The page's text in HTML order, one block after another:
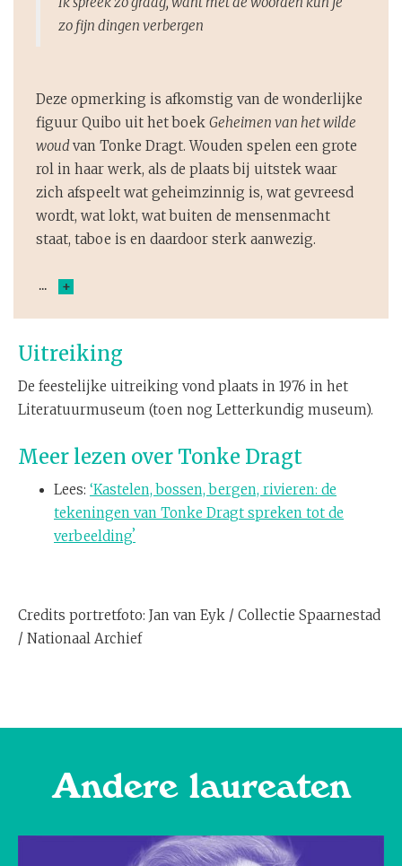
zo fijn dingen verbergen
Deze opmerking is afkomstig van de wonderlijke
figuur Quibo uit het boek Geheimen van het wilde
woudvan Tonke Dragt. Wouden spelen een grote
rol in haar werk, als de plaats bij uitstek waar
zich afspeelt wat geheimzinnig is, wat gevreesd
wordt, wat lokt, wat buiten de mensenmacht
staat, taboe is en daardoor sterk aanwezig.
+
Uitreiking
De feestelijke uitreiking vond plaats in 1976 in het
Literatuurmuseum (toen nog Letterkundig museum).
Meer lezen over Tonke Dragt
Lees: ‘Kastelen, bossen, bergen, rivieren: de
tekeningen van Tonke Dragt spreken tot de
verbeeldingʼ
Credits portretfoto: Jan van Eyk / Collectie Spaarnestad
/ Nationaal Archief
Andere laureaten